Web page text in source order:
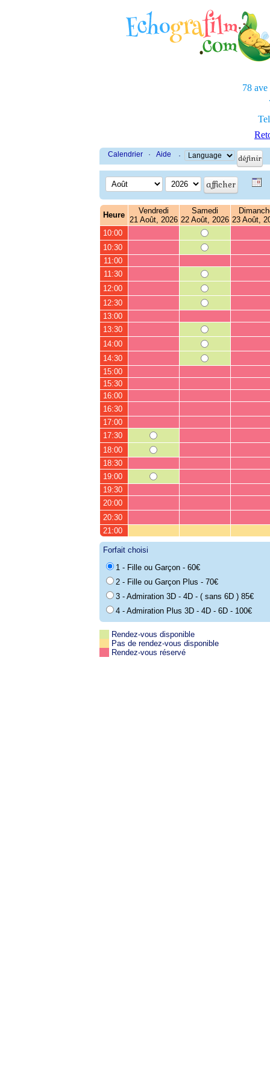
78 ave
Calendrier · Aide ·
Heure
Vendredi
21 Août, 2026
Samedi
22 Août, 2026 23 Août,
10:00
10:30
11:00
11:30
12:00
12:30
13:00
13:30
14:00
14:30
15:00
15:30
16:00
16:30
17:00
17:30
18:00
18:30
19:00
19:30
20:00
20:30
21:00
Forfait choisi
1 - Fille ou Garçon - 60€
2 - Fille ou Garçon Plus - 70€
3 - Admiration 3D - 4D - ( sans 6D ) 85€
4 - Admiration Plus 3D - 4D - 6D - 100€
Rendez-vous disponible
Pas de rendez-vous disponible
Rendez-vous réservé